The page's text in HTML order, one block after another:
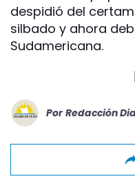
despidió del
silbado y ahora
Sudamericana.
Por Redacción